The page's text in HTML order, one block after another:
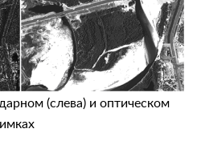
(слева) и оптическом